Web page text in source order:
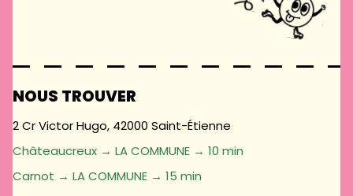
NOUS TROUVER
2 Cr Victor Hugo, 42000 Saint-Étienne
Châteaucreux → LA COMMUNE → 10 min
Carnot → LA COMMUNE → 15 min